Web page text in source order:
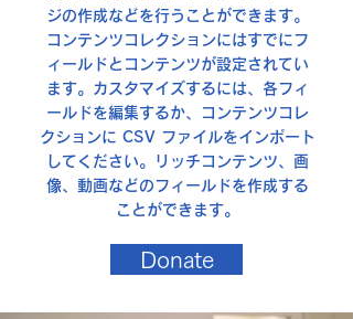
ジの作成などを行うことができます。
コンテンツコレクションにはすでにフ
ィールドとコンテンツが設定されてい
ます。カスタマイズするには、各フィ
ールドを編集するか、コンテンツコレ
クションに CSV ファイルをインポート
してください。リッチコンテンツ、画
像、動画などのフィールドを作成する
ことができます。
Donate